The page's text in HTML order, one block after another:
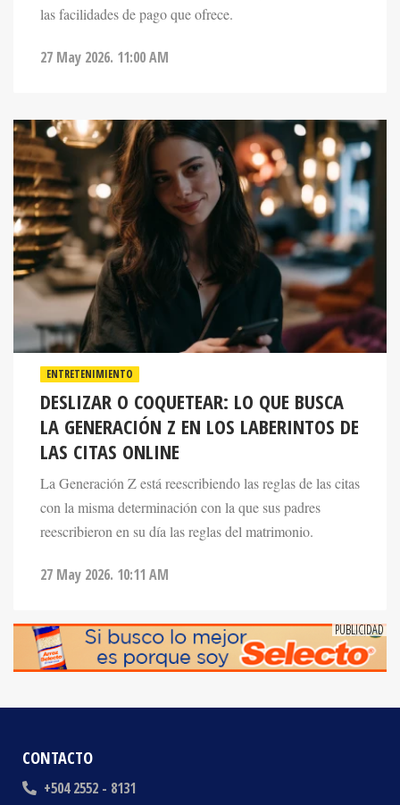
ENTRETENIMIENTO
DESLIZAR O COQUETEAR: LO QUE BUSCA
LA GENERACIÓN Z EN LOS LABERINTOS DE
LAS CITAS ONLINE
La Generación Z está reescribiendo las reglas de las citas
con la misma determinación con la que sus padres
reescribieron en su día las reglas del matrimonio.
CONTACTO
+504 2552 - 8131